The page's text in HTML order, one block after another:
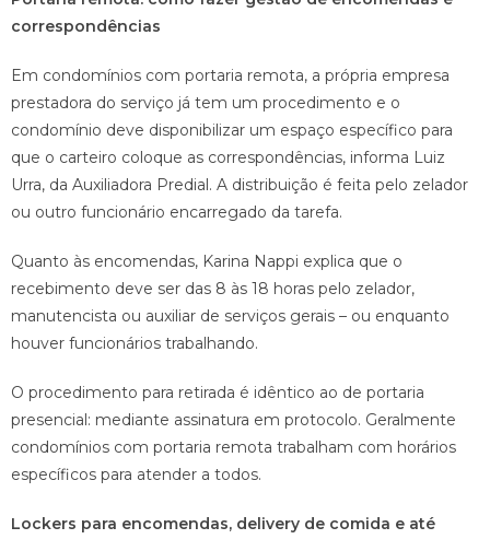
correspondências
Em condomínios com portaria remota, a própria empresa
prestadora do serviço já tem um procedimento e o
condomínio deve disponibilizar um espaço específico para
que o carteiro coloque as correspondências, informa Luiz
Urra, da Auxiliadora Predial. A distribuição é feita pelo zelador
ou outro funcionário encarregado da tarefa.
Quanto às encomendas, Karina Nappi explica que o
recebimento deve ser das 8 às 18 horas pelo zelador,
manutencista ou auxiliar de serviços gerais – ou enquanto
houver funcionários trabalhando.
O procedimento para retirada é idêntico ao de portaria
presencial: mediante assinatura em protocolo. Geralmente
condomínios com portaria remota trabalham com horários
específicos para atender a todos.
Lockers para encomendas, delivery de comida e até